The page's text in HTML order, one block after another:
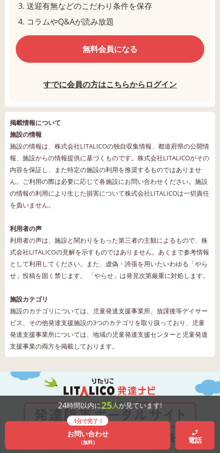
送迎有無などのこだわり条件を保存
コラムやQ&Aが読み放題
無料会員になる
すでに会員の方はこちらからログイン
24時間以内に25人が見ています!
1分で完了！
お問い合わせ
（無料） 電話
掲載情報について
施設の情報
施設の情報は、株式会社LITALICOの独自収集情報、都道府県の公開情
報、施設からの情報提供に基づくものです。株式会社LITALICOがその
内容を保証し、また特定の施設の利用を推奨するものではありませ
ん。ご利用の際は必要に応じて各施設にお問い合わせください。施設
の情報の利用により生じた損害について株式会社LITALICOは一切責任
を負いません。
利用者の声
利用者の声は、施設と関わりをもった第三者の主観によるもので、株
式会社LITALICOの見解を示すものではありません。あくまで参考情報
として利用してください。また、虚偽・誇張を用いたいわゆる「やら
せ」投稿を固く禁じます。 「やらせ」は発見次第厳重に対処します。
施設カテゴリ
施設のカテゴリについては、児童発達支援事業所、放課後等デイサー
ビス、その他発達支援施設の3つのカテゴリを取り扱っており、児童
発達支援事業所については、地域の児童発達支援センターと児童発達
支援事業の両方を掲載しております。